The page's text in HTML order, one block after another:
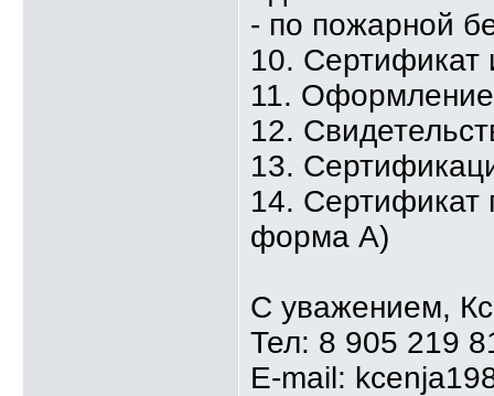
- по пожарной
10. Сертификат
11.
12.
13.
14. Сертификат
форма А)
С уважением,
Тел: 8 905 219
E-mail: